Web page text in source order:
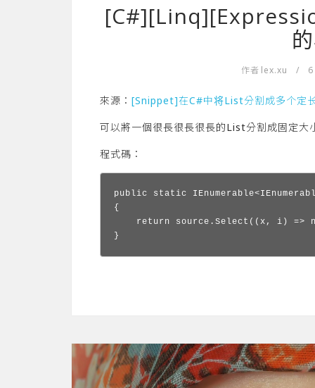
作者 lex.xu /
來源： [Snippet]在C#中将List分割成多个定
可以將一個很長很長很長的List分割成固定
程式碼：
public static
{
return source.Select((x, i) =>
}